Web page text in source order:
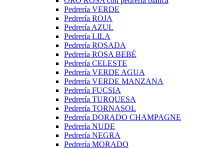
Pedrería VERDE
Pedrería ROJA
Pedrería AZUL
Pedrería LILA
Pedrería ROSADA
Pedrería ROSA BEBÉ
Pedrería CELESTE
Pedrería VERDE AGUA
Pedrería VERDE MANZANA
Pedrería FUCSIA
Pedrería TURQUESA
Pedrería TORNASOL
Pedrería DORADO CHAMPAGNE
Pedrería NUDE
Pedrería NEGRA
Pedrería MORADO